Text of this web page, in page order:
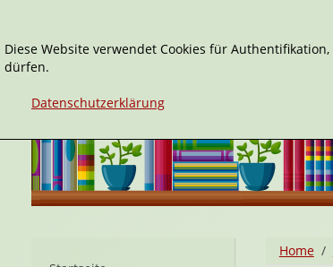
Home
Diese Website verwendet Cookies für
dürfen.
Datenschutzerklärung